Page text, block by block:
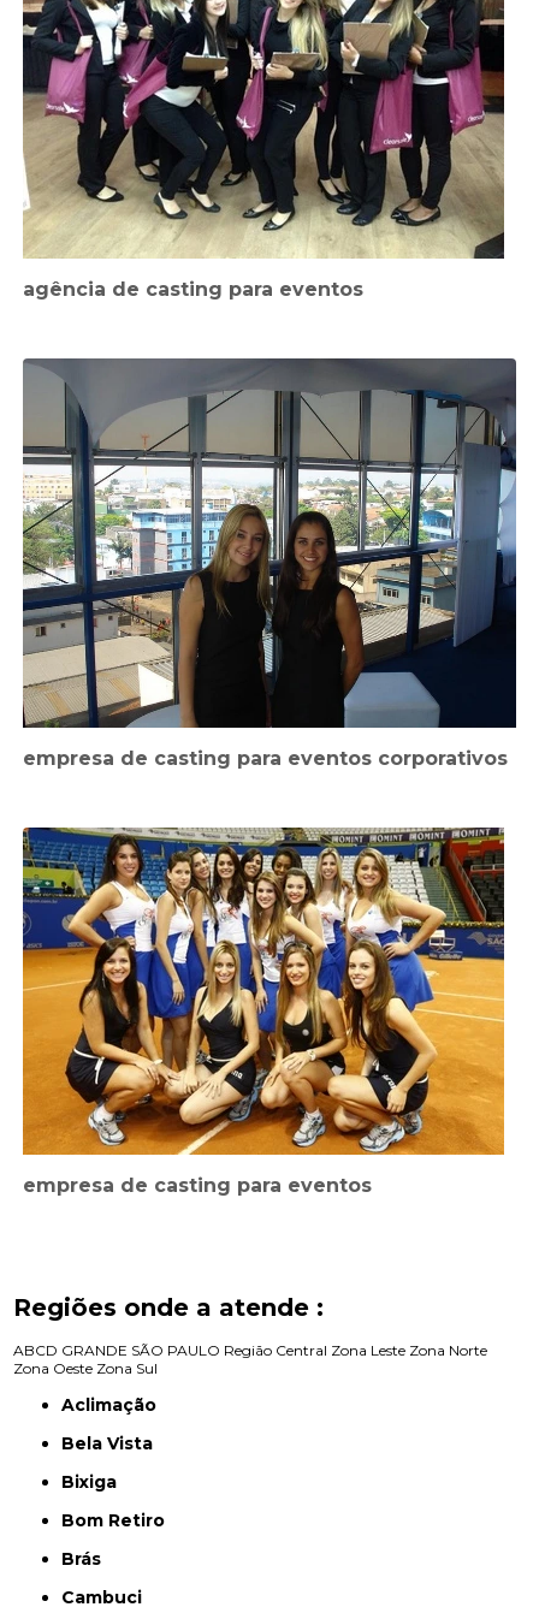
agência de casting para eventos
empresa de casting para eventos corporativos
empresa de casting para eventos
Regiões onde a atende :
ABCD GRANDE SÃO PAULO Região Central Zona Leste Zona Norte
Zona Oeste Zona Sul
Aclimação
Bela Vista
Bixiga
Bom Retiro
Brás
Cambuci